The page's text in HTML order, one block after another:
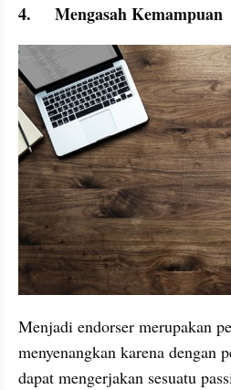
4.	Mengasah Kemampuan
Menjadi endorser merupakan
menyenangkan karena dengan
dapat mengerjakan sesuatu